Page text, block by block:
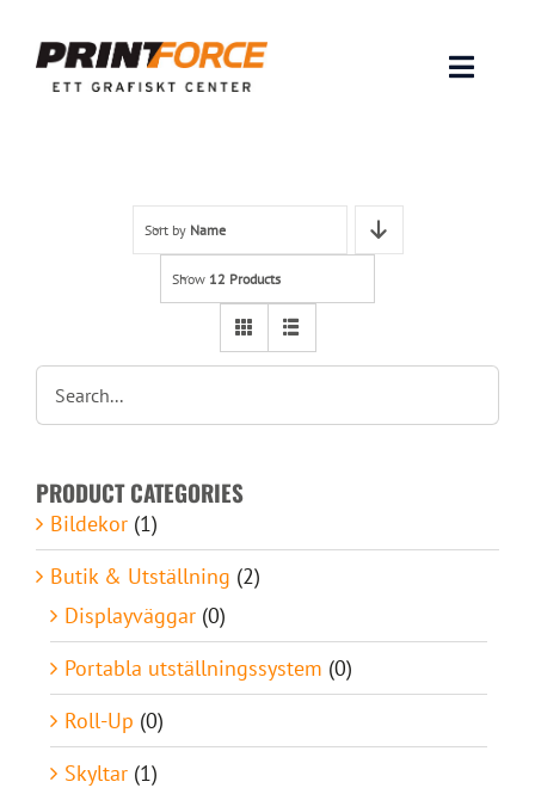
content
Toggle
INSPIRATION
Lämna original & filer
Om oss
Kontakt
Sort by Name
Show 12 Products
PRODUCT CATEGORIES
Bildekor (1)
Butik & Utställning (2)
Displayväggar (0)
Portabla utställningssystem (0)
Roll-Up (0)
Skyltar (1)